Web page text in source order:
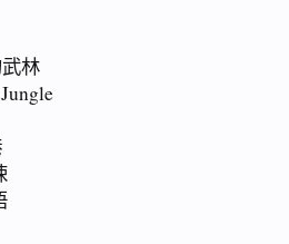
林